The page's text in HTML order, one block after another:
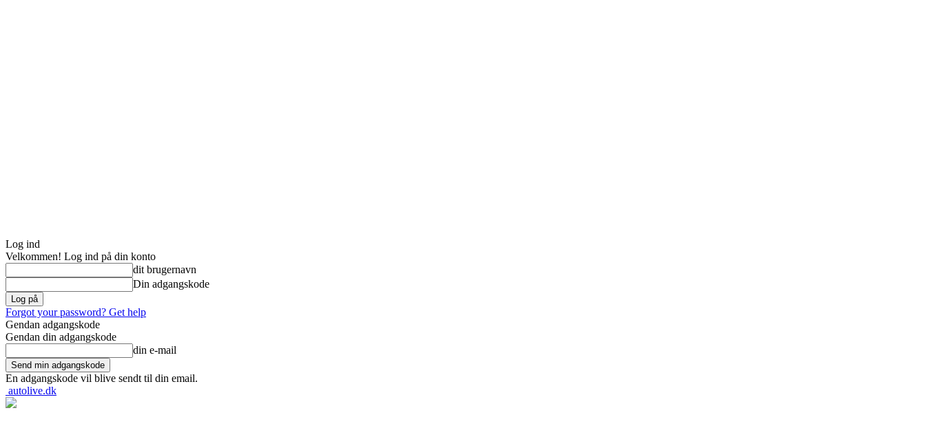
Log ind
Velkommen! Log ind på din konto
dit brugernavn
Din adgangskode
Forgot your password? Get help
Gendan adgangskode
Gendan din adgangskode
din e-mail
En adgangskode vil blive sendt til din email.
autolive.dk